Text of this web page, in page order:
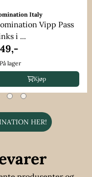
Italy
Vipp Pass
i ...
lager
Kjøp
HER!